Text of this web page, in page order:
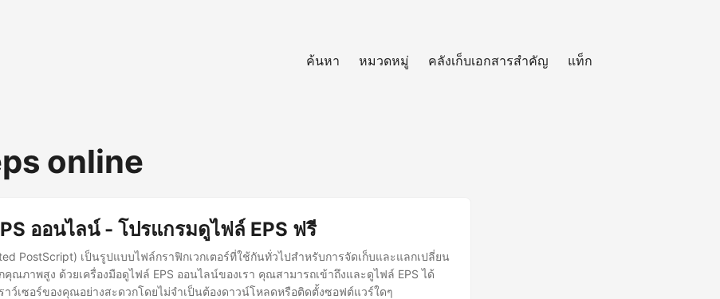
ค้นหา หมวดหมู่ คลังเก็บเอกสารสำคัญ แท็ก
online
ออนไลน์ - โปรแกรมดูไฟล์ EPS ฟรี
PostScript) เป็นรูปแบบไฟล์กราฟิกเวกเตอร์ที่ใช้กันทั่วไปสำหรับการจัดเก็บและแลกเปลี่ยน
ณภาพสูง ด้วยเครื่องมือดูไฟล์ EPS ออนไลน์ของเรา คุณสามารถเข้าถึงและดูไฟล์ EPS ได้
าว์เซอร์ของคุณอย่างสะดวกโดยไม่จำเป็นต้องดาวน์โหลดหรือติดตั้งซอฟต์แวร์ใดๆ